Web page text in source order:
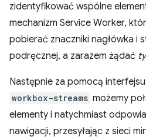
zidentyfikować wspólne
mechanizm Service Worker,
pobierać znaczniki nagłówka i
podręcznej, a zarazem żądać
Następnie za pomocą
workbox-streams możemy
elementy i natychmiast
nawigacji, przesyłając z sieci